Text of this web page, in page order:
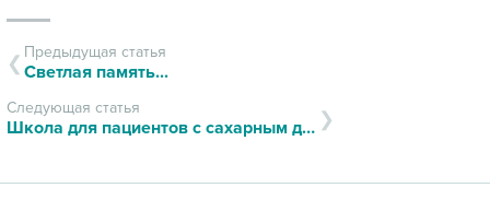
Предыдущая статья
Светлая память...
Следующая статья
Школа для пациентов с сахарным диабетом